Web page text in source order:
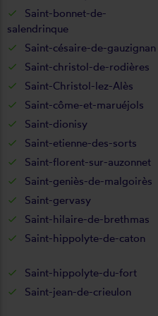
Saint-bonnet-de-
salendrinque
Saint-césaire-de-gauzignan
Saint-christol-de-rodières
Saint-Christol-lez-Alès
Saint-côme-et-maruéjols
Saint-dionisy
Saint-etienne-des-sorts
Saint-florent-sur-auzonnet
Saint-geniès-de-malgoirès
Saint-gervasy
Saint-hilaire-de-brethmas
Saint-hippolyte-de-caton
Saint-hippolyte-du-fort
Saint-jean-de-crieulon